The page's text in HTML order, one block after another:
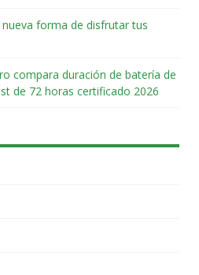
forma de disfrutar tus
compara duración de batería de
de 72 horas certificado 2026